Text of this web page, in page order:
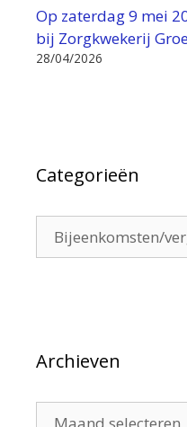
Op zaterdag 9 mei
bij Zorgkwekerij
28/04/2026
Categorieën
Archieven